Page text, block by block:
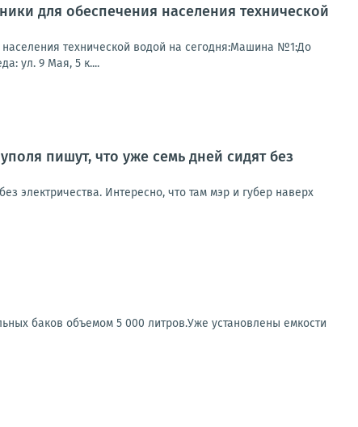
для обеспечения населения технической
технической водой на сегодня:Машина №1:До
ул. 9 Мая, 5 к....
пишут, что уже семь дней сидят без
Интересно, что там мэр и губер наверх
баков объемом 5 000 литров.Уже установлены емкости